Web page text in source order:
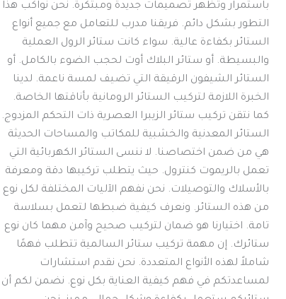
باستمرار وتظهر تصميمات جديدة ومبتكرة. نحن نواكب هذا
التطور بشكل دائم. فريقنا مدرب للتعامل مع جميع أنواع
الستائر بكفاءة عالية. سواء كانت ستائر الرول العملية
والبسيطة. أو ستائر البلاك أوت لحجب الضوء بالكامل. أو
الستائر الشيفون الرقيقة التي تضيف لمسة ناعمة. لدينا
الخبرة اللازمة لتركيب الستائر الرومانية بأناقتها الخاصة.
كما نتقن تركيب ستائر الزيبرا العصرية ذات التحكم المزدوج.
الستائر المعدنية والخشبية للمكاتب والمساحات الحديثة
هي من ضمن اختصاصنا. لا ننسى الستائر الكهربائية التي
تعمل بالريموت كنترول. حيث يتطلب تركيبها دقة ومعرفة
بالأسلاك والتوصيلات. نحن نفهم الآليات المختلفة لكل نوع
من هذه الستائر. ونعرف كيفية ضبطها لتعمل بسلاسة
تامة. اختيارنا هو ضمان لتركيب صحيح وآمن مهما كان نوع
ستائرك. إن مهمة تركيب ستائر السالمية تتطلب فهمًا
شاملاً لهذه الأنواع المتعددة. نحن نقدم استشارات
لمساعدتكم في فهم كيفية العناية بكل نوع. نضمن لكم أن